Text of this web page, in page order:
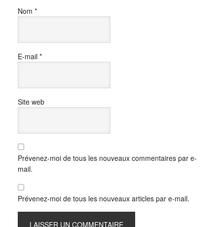
Nom *
E-mail *
Site web
Prévenez-moi de tous les nouveaux commentaires par e-
mail.
Prévenez-moi de tous les nouveaux articles par e-mail.